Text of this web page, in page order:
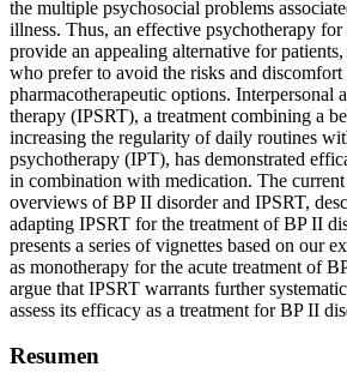
the multiple psychosocial problems
illness. Thus, an effective psychotherapy
provide an appealing alternative for
who prefer to avoid the risks and
pharmacotherapeutic options. Interpersonal
therapy (IPSRT), a treatment combining a
increasing the regularity of daily routines
psychotherapy (IPT), has demonstrated
in combination with medication. The
overviews of BP II disorder and IPSRT,
adapting IPSRT for the treatment of BP II
presents a series of vignettes based on our
as monotherapy for the acute treatment of
argue that IPSRT warrants further
assess its efficacy as a treatment for BP II
Resumen